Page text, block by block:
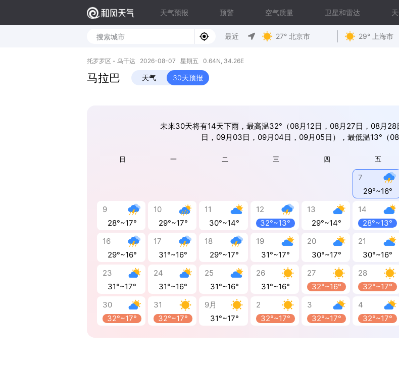
天气预报 预警 空气质量 卫星和雷达
最近 27° 北京市 29° 上海市
托罗罗区 - 乌干达 2026-08-07 星期五 0.64N, 34.26E
马拉巴 天气 30天预报
未来30天将有14天下雨，最高温32°（08月12日，08月27日，08月
日，09月03日，09月04日，09月05日），最低温13°（08
日 一 二 三 四 五
7
29°~16°
9
28°~17°
10
29°~17°
11
30°~14°
12
32°~13°
13
29°~14°
14
28°~13°
16
29°~16°
17
31°~16°
18
29°~17°
19
31°~17°
20
30°~17°
21
30°~16°
23
31°~17°
24
31°~16°
25
31°~16°
26
31°~16°
27
32°~16°
28
32°~17°
30
32°~17°
31
32°~17°
9月
31°~17°
2
32°~17°
3
32°~17°
4
32°~17°